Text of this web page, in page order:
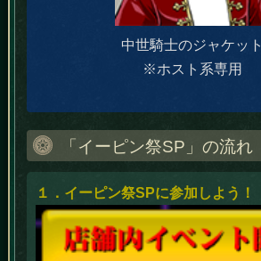
中世騎士のジャケット
※ホスト系専用
「イーピン祭SP」の流れ
１．イーピン祭SPに参加しよう！